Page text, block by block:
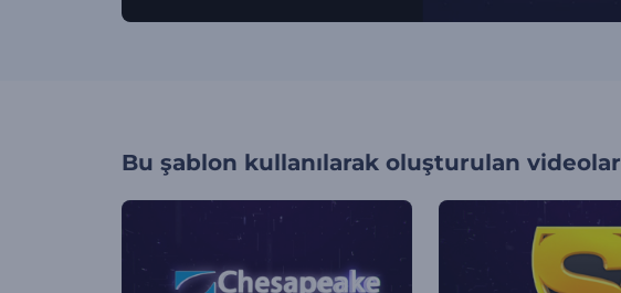
Bu şablon kullanılarak oluşturulan videolar